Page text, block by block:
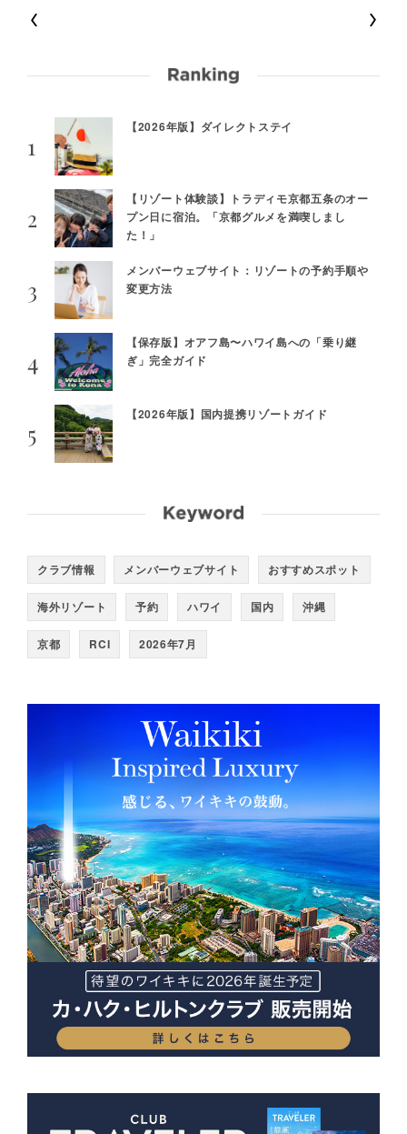
【2026年版】ダイレクトステイ
【リゾート体験談】トラディモ京都五条のオー
プン日に宿泊。「京都グルメを満喫しまし
た！」
メンバーウェブサイト：リゾートの予約手順や
変更方法
【保存版】オアフ島〜ハワイ島への「乗り継
ぎ」完全ガイド
【2026年版】国内提携リゾートガイド
クラブ情報 メンバーウェブサイト おすすめスポット
海外リゾート 予約 ハワイ 国内 沖縄
京都 RCI 2026年7月